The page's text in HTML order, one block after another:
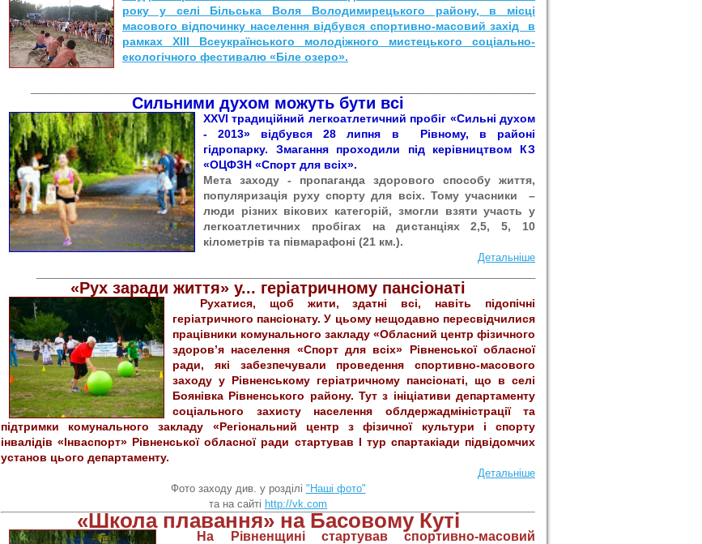
року у селі Більська Воля Володимирецького району, в місці
масового відпочинку населення відбувся спортивно-масовий захід в
рамках ХІІІ Всеукраїнського молодіжного мистецького соціально-
екологічного фестивалю «Біле озеро».
Сильними духом можуть бути всі
ХХVІ традиційний легкоатлетичний пробіг «Сильні духом
- 2013» відбувся 28 липня в Рівному, в районі
гідропарку. Змагання проходили під керівництвом КЗ
«ОЦФЗН «Спорт для всіх».
Мета заходу - пропаганда здорового способу життя,
популяризація руху спорту для всіх. Тому учасники –
люди різних вікових категорій, змогли взяти участь у
легкоатлетичних пробігах на дистанціях 2,5, 5, 10
кілометрів та півмарафоні (21 км.).
Детальніше
«Рух заради життя» у... геріатричному пансіонаті
Рухатися, щоб жити, здатні всі, навіть підопічні
геріатричного пансіонату. У цьому нещодавно пересвідчилися
працівники комунального закладу «Обласний центр фізичного
здоров’я населення «Спорт для всіх» Рівненської обласної
ради, які забезпечували проведення спортивно-масового
заходу у Рівненському геріатричному пансіонаті, що в селі
Боянівка Рівненського району. Тут з ініціативи департаменту
соціального захисту населення облдержадміністрації та
підтримки комунального закладу «Регіональний центр з фізичної культури і спорту
інвалідів «Інваспорт» Рівненської обласної ради стартував І тур спартакіади підвідомчих
установ цього департаменту.
Детальніше
Фото заходу див. у розділі "Наші фото"
та на сайті http://vk.com
«Школа плавання» на Басовому Куті
На Рівненщині стартував спортивно-масовий